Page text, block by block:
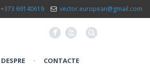
+373 69140619 vector.european@gmail.com
F X
DESPRE • CONTACTE